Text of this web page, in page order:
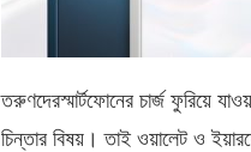
তরুণদেরস্মার্টফোনের চার্জ ফুরিয়ে
চিন্তার বিষয়। তাই ওয়ালেট ও